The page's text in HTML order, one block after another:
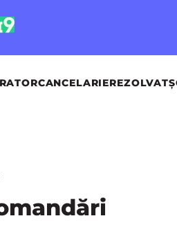
CANCELARIEREZOLVAT